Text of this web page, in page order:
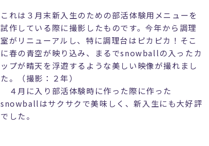
これは３月末新入生のための部活体験用メニューを
試作している際に撮影したものです。今年から調理
室がリニューアルし、特に調理台はピカピカ！そこ
に春の青空が映り込み、まるでsnowballの入ったカ
ップが晴天を浮遊するような美しい映像が撮れまし
た。（撮影：２年）
４月に入り部活体験時に作った際に作った
snowballはサクサクで美味しく、新入生にも大好評
でした。